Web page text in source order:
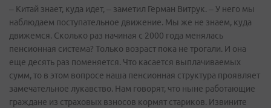
– Китай знает, куда идет, – заметил Герман Витрук. – У него мы
наблюдаем поступательное движение. Мы же не знаем, куда
движемся. Сколько раз начиная с 2000 года менялась
пенсионная система? Только возраст пока не трогали. И она
еще десять раз поменяется. Что касается выплачиваемых
сумм, то в этом вопросе наша пенсионная структура проявляет
замечательное лукавство. Нам говорят, что ныне работающие
граждане из страховых взносов кормят стариков. Извините